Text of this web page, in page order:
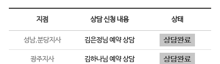
지점 상담 신청 내용 상태
성남,분당지사 김은정님 예약 상담
광주지사 김하나님 예약 상담